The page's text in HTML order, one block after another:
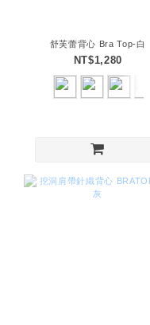
舒芙蕾背心 Bra Top-白
NT$1,280